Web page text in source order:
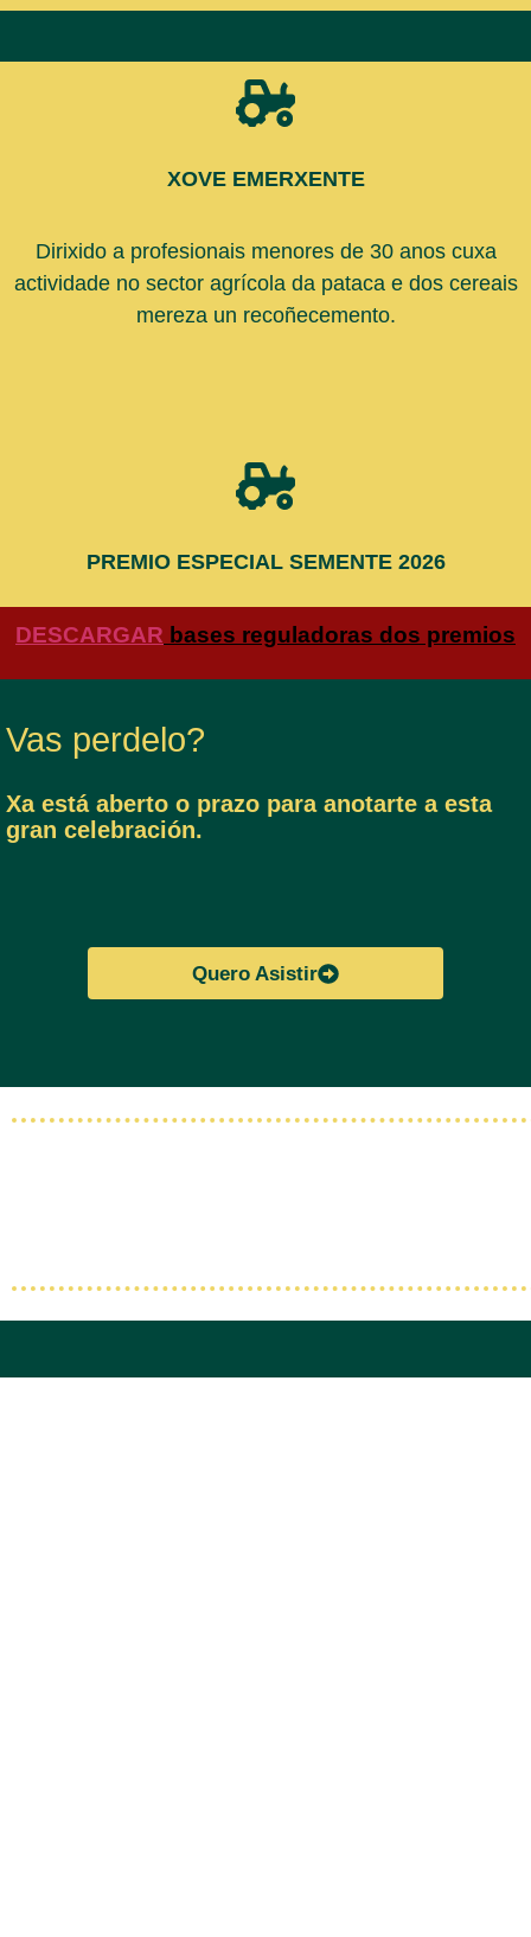
XOVE EMERXENTE
Dirixido a profesionais menores de 30 anos cuxa
actividade no sector agrícola da pataca e dos cereais
mereza un recoñecemento.
PREMIO ESPECIAL SEMENTE 2026
DESCARGAR bases reguladoras dos premios
Vas perdelo?
Xa está aberto o prazo para anotarte a esta
gran celebración.
Quero Asistir